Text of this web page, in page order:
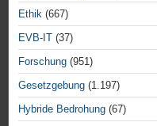
Ethik (667)
EVB-IT (37)
Forschung (951)
Gesetzgebung (1.197)
Hybride Bedrohung (67)